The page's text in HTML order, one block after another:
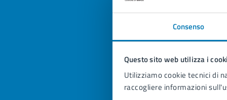
Consenso
Questo sito web utilizza i
Utilizziamo cookie tecnici di
raccogliere informazioni
Valuta